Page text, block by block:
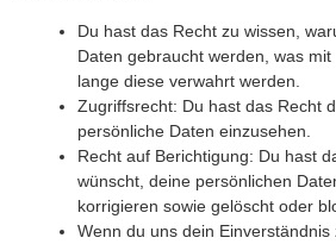
Du hast das Recht zu wissen,
Daten gebraucht werden, was
lange diese verwahrt werden.
Zugriffsrecht: Du hast das Recht
persönliche Daten einzusehen.
Recht auf Berichtigung: Du hast
wünscht, deine persönlichen
korrigieren sowie gelöscht oder
Wenn du uns dein